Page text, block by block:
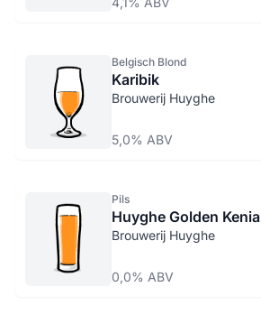
Belgisch Blond
Karibik
Brouwerij Huyghe
5,0% ABV
Pils
Huyghe Golden Kenia
Brouwerij Huyghe
0,0% ABV